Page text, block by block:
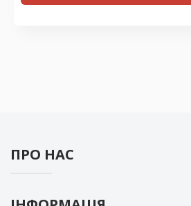
ПРО НАС